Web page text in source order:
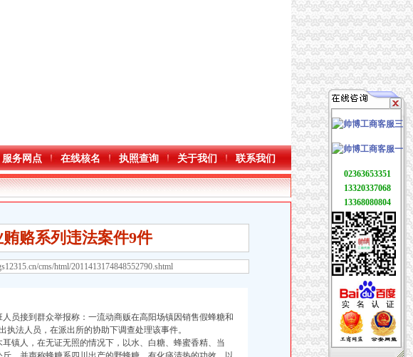
服务网点 在线核名 执照查询 关于我们 联系我们
赂系列违法案件9件
cms/html/2011413174848552790.shtml
员接到群众举报称：一流动商贩在高阳场镇因销售假蜂糖和
法人员，在派出所的协助下调查处理该事件。
镇人，在无证无照的情况下，以水、白糖、蜂蜜香精、当
02363653351
13320337068
13368080804